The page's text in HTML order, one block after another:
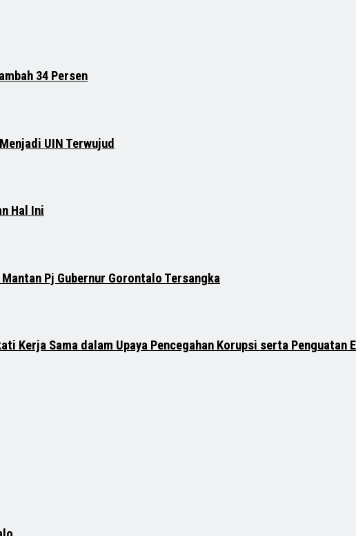
34 Persen
UIN Terwujud
Hal Ini
Pj Gubernur Gorontalo Tersangka
Kerja Sama dalam Upaya Pencegahan Korupsi serta Penguatan